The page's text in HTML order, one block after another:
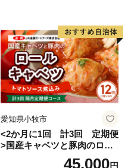
愛知県小牧市
<2か月に1回 計3回 定期便
>国産キャベツと豚肉のロー
ルキャベツ（6P入り）
45,000円